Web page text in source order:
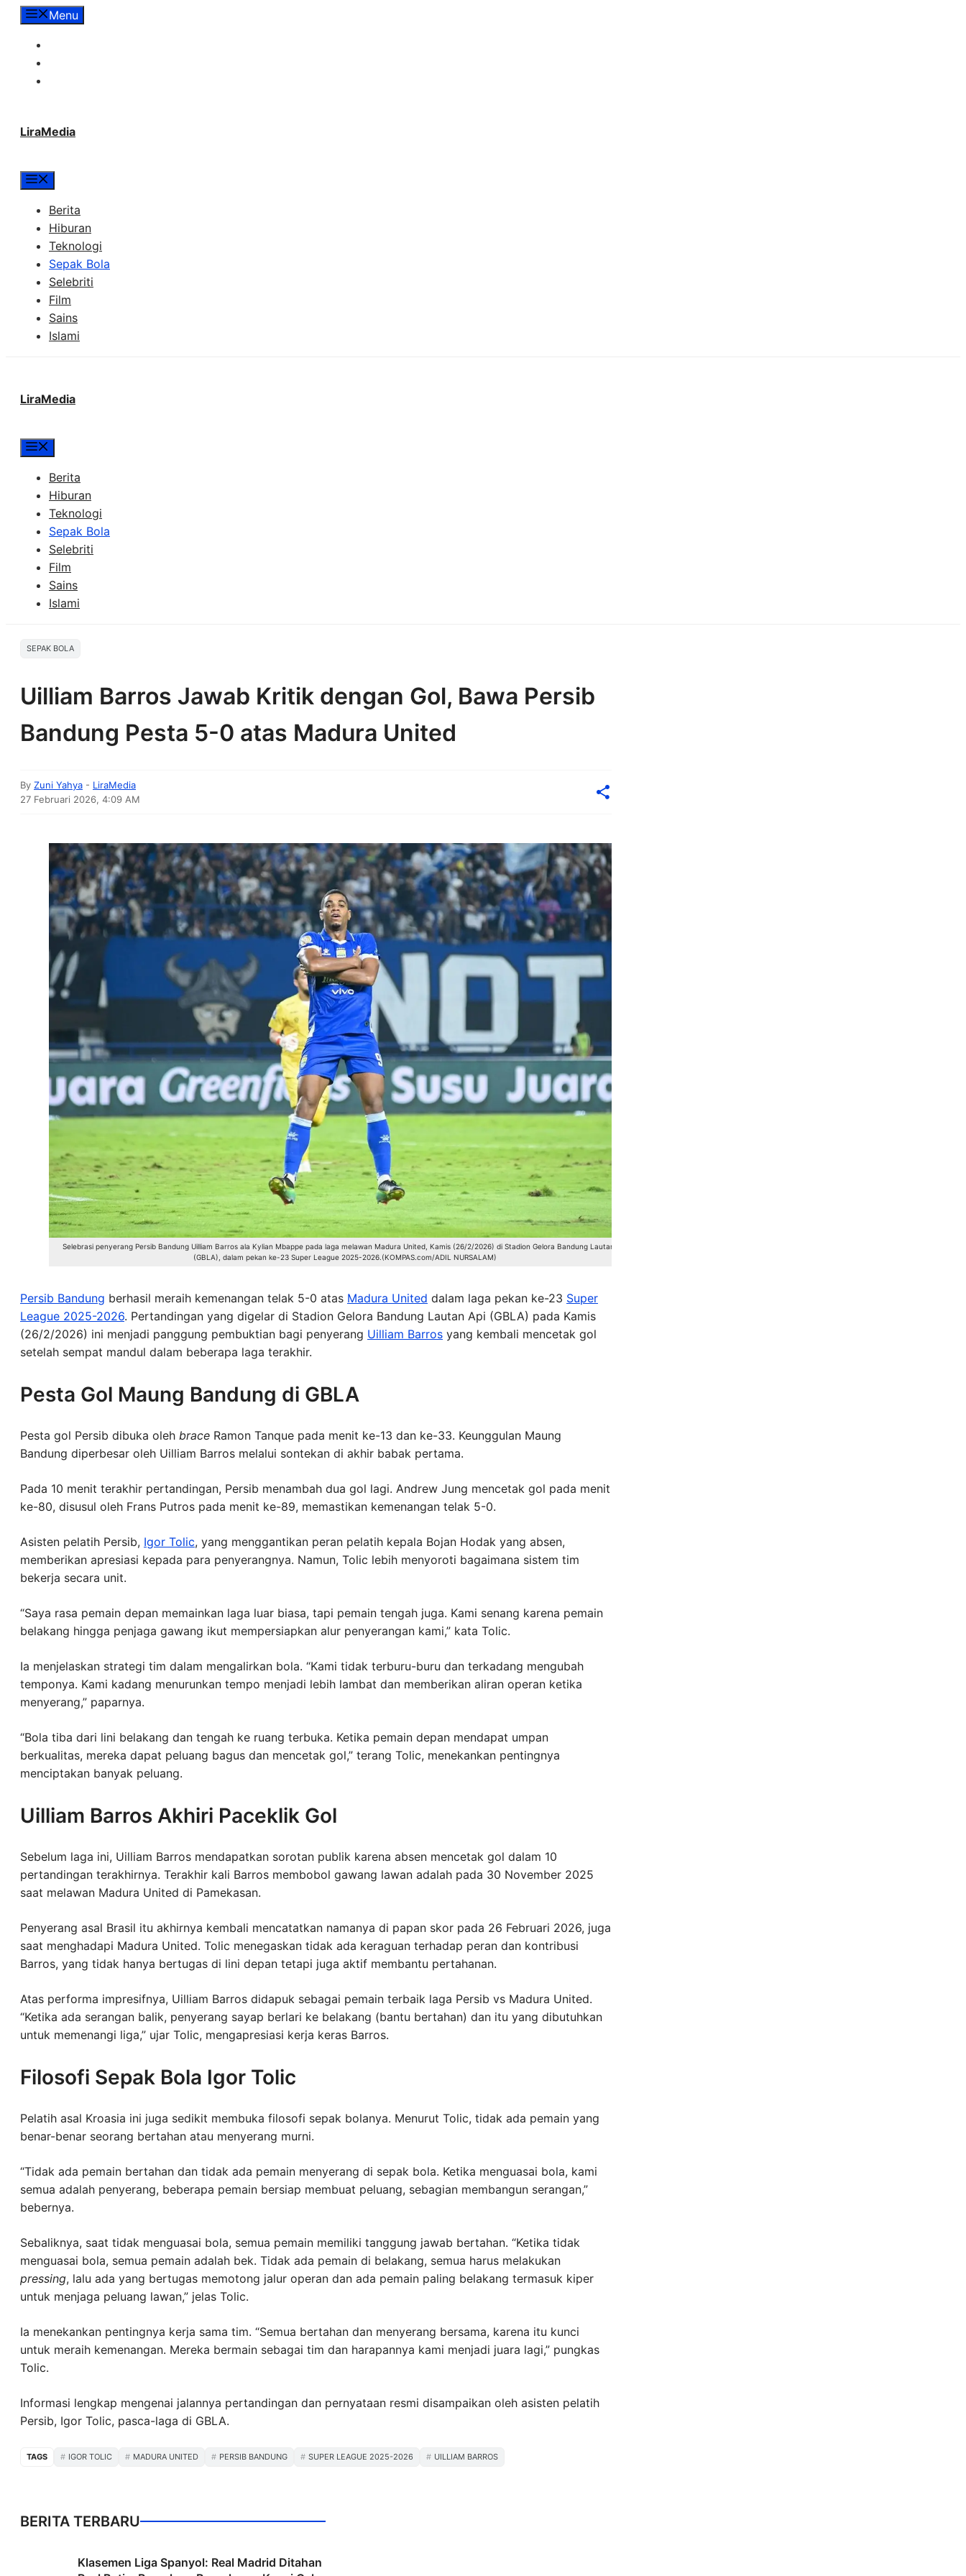
LangsungMenu
LiraMedia
Berita
Hiburan
Teknologi
Sepak Bola
Selebriti
Film
Sains
Islami
LiraMedia
Berita
Hiburan
Teknologi
Sepak Bola
Selebriti
Film
Sains
Islami
SEPAK BOLA
Uilliam Barros Jawab Kritik dengan Gol, Bawa Persib
Bandung Pesta 5-0 atas Madura United
By Zuni Yahya - LiraMedia
27 Februari 2026, 4:09 AM
Selebrasi penyerang Persib Bandung Uilliam Barros ala Kylian Mbappe pada laga melawan Madura United, Kamis (26/2/2026) di Stadion Gelora Bandung Lautan Api
(GBLA), dalam pekan ke-23 Super League 2025-2026.(KOMPAS.com/ADIL NURSALAM)
Persib Bandung berhasil meraih kemenangan telak 5-0 atas Madura United dalam laga pekan ke-23 Super
League 2025-2026. Pertandingan yang digelar di Stadion Gelora Bandung Lautan Api (GBLA) pada Kamis
(26/2/2026) ini menjadi panggung pembuktian bagi penyerang Uilliam Barros yang kembali mencetak gol
setelah sempat mandul dalam beberapa laga terakhir.
Pesta Gol Maung Bandung di GBLA
Pesta gol Persib dibuka oleh brace Ramon Tanque pada menit ke-13 dan ke-33. Keunggulan Maung
Bandung diperbesar oleh Uilliam Barros melalui sontekan di akhir babak pertama.
Pada 10 menit terakhir pertandingan, Persib menambah dua gol lagi. Andrew Jung mencetak gol pada menit
ke-80, disusul oleh Frans Putros pada menit ke-89, memastikan kemenangan telak 5-0.
Asisten pelatih Persib, Igor Tolic, yang menggantikan peran pelatih kepala Bojan Hodak yang absen,
memberikan apresiasi kepada para penyerangnya. Namun, Tolic lebih menyoroti bagaimana sistem tim
bekerja secara unit.
“Saya rasa pemain depan memainkan laga luar biasa, tapi pemain tengah juga. Kami senang karena pemain
belakang hingga penjaga gawang ikut mempersiapkan alur penyerangan kami,” kata Tolic.
Ia menjelaskan strategi tim dalam mengalirkan bola. “Kami tidak terburu-buru dan terkadang mengubah
temponya. Kami kadang menurunkan tempo menjadi lebih lambat dan memberikan aliran operan ketika
menyerang,” paparnya.
“Bola tiba dari lini belakang dan tengah ke ruang terbuka. Ketika pemain depan mendapat umpan
berkualitas, mereka dapat peluang bagus dan mencetak gol,” terang Tolic, menekankan pentingnya
menciptakan banyak peluang.
Uilliam Barros Akhiri Paceklik Gol
Sebelum laga ini, Uilliam Barros mendapatkan sorotan publik karena absen mencetak gol dalam 10
pertandingan terakhirnya. Terakhir kali Barros membobol gawang lawan adalah pada 30 November 2025
saat melawan Madura United di Pamekasan.
Penyerang asal Brasil itu akhirnya kembali mencatatkan namanya di papan skor pada 26 Februari 2026, juga
saat menghadapi Madura United. Tolic menegaskan tidak ada keraguan terhadap peran dan kontribusi
Barros, yang tidak hanya bertugas di lini depan tetapi juga aktif membantu pertahanan.
Atas performa impresifnya, Uilliam Barros didapuk sebagai pemain terbaik laga Persib vs Madura United.
“Ketika ada serangan balik, penyerang sayap berlari ke belakang (bantu bertahan) dan itu yang dibutuhkan
untuk memenangi liga,” ujar Tolic, mengapresiasi kerja keras Barros.
Filosofi Sepak Bola Igor Tolic
Pelatih asal Kroasia ini juga sedikit membuka filosofi sepak bolanya. Menurut Tolic, tidak ada pemain yang
benar-benar seorang bertahan atau menyerang murni.
“Tidak ada pemain bertahan dan tidak ada pemain menyerang di sepak bola. Ketika menguasai bola, kami
semua adalah penyerang, beberapa pemain bersiap membuat peluang, sebagian membangun serangan,”
bebernya.
Sebaliknya, saat tidak menguasai bola, semua pemain memiliki tanggung jawab bertahan. “Ketika tidak
menguasai bola, semua pemain adalah bek. Tidak ada pemain di belakang, semua harus melakukan
pressing, lalu ada yang bertugas memotong jalur operan dan ada pemain paling belakang termasuk kiper
untuk menjaga peluang lawan,” jelas Tolic.
Ia menekankan pentingnya kerja sama tim. “Semua bertahan dan menyerang bersama, karena itu kunci
untuk meraih kemenangan. Mereka bermain sebagai tim dan harapannya kami menjadi juara lagi,” pungkas
Tolic.
Informasi lengkap mengenai jalannya pertandingan dan pernyataan resmi disampaikan oleh asisten pelatih
Persib, Igor Tolic, pasca-laga di GBLA.
TAGS IGOR TOLIC MADURA UNITED PERSIB BANDUNG SUPER LEAGUE 2025-2026 UILLIAM BARROS
BERITA TERBARU
Klasemen Liga Spanyol: Real Madrid Ditahan